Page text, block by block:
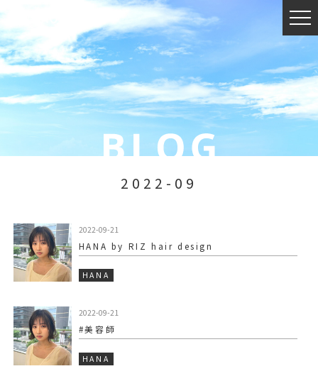
2022-09
2022-09-21
HANA by RIZ hair design
HANA
2022-09-21
#美容師
HANA